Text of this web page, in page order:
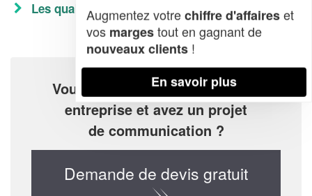
Les qualités pour devenir RH
Vous êtes un particulier ou une
entreprise et avez un projet
de communication ?
Demande de devis gratuit
Augmentez votrechiffre d'affaireset
vos margestout en gagnant de
nouveaux clients !
En savoir plus